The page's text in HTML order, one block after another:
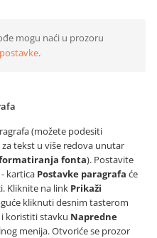
mogu naći u prozoru
.
(možete podesiti
za tekst u više redova unutar
fonta). Postavite
kartica Postavke paragrafa će
Kliknite na link Prikaži
kliknuti desnim tasterom
koristiti stavku Napredne
menija. Otvoriće se prozor